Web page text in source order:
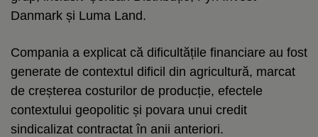
Danmark și Luma Land.
Compania a explicat că dificultățile financiare au fost
generate de contextul dificil din agricultură, marcat
de creșterea costurilor de producție, efectele
contextului geopolitic și povara unui credit
sindicalizat contractat în anii anteriori.